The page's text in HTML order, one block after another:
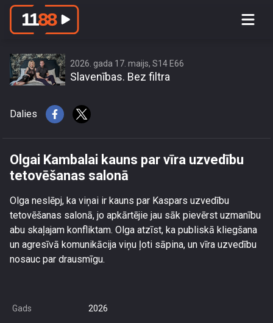
Olgai Kambalai kauns par vīra
2026. gada 17. maijs, S14 E66
Slavenības. Bez filtra
Dalies
Olgai Kambalai kauns par vīra uzvedību
tetovēšanas salonā
Olga neslēpj, ka viņai ir kauns par Kaspars uzvedību
tetovēšanas salonā, jo apkārtējie jau sāk pievērst uzmanību
abu skaļajam konfliktam. Olga atzīst, ka publiskā kliegšana
un agresīvā komunikācija viņu ļoti sāpina, un vīra uzvedību
nosauc par drausmīgu.
Gads 2026